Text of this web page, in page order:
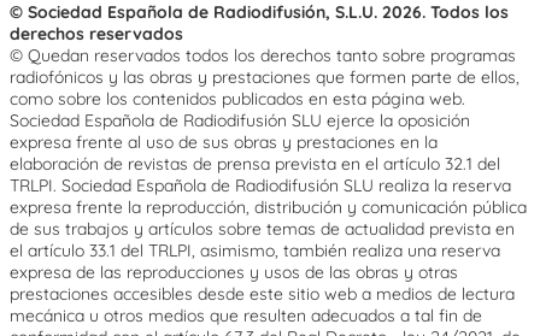
© Sociedad Española de Radiodifusión, S.L.U. 2026. Todos los
derechos reservados
© Quedan reservados todos los derechos tanto sobre programas
radiofónicos y las obras y prestaciones que formen parte de ellos,
como sobre los contenidos publicados en esta página web.
Sociedad Española de Radiodifusión SLU ejerce la oposición
expresa frente al uso de sus obras y prestaciones en la
elaboración de revistas de prensa prevista en el artículo 32.1 del
TRLPI. Sociedad Española de Radiodifusión SLU realiza la reserva
expresa frente la reproducción, distribución y comunicación pública
de sus trabajos y artículos sobre temas de actualidad prevista en
el artículo 33.1 del TRLPI, asimismo, también realiza una reserva
expresa de las reproducciones y usos de las obras y otras
prestaciones accesibles desde este sitio web a medios de lectura
mecánica u otros medios que resulten adecuados a tal fin de